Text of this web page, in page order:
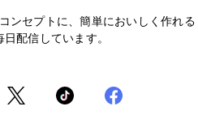
ンセプトに、簡単においしく作れる
配信しています。